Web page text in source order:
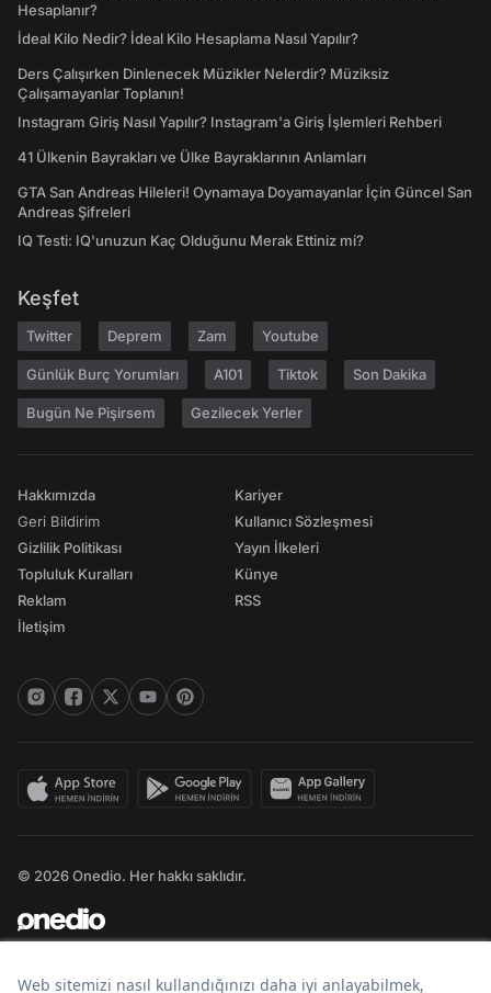
Hesaplanır?
İdeal Kilo Nedir? İdeal Kilo Hesaplama Nasıl Yapılır?
Ders Çalışırken Dinlenecek Müzikler Nelerdir? Müziksiz
Çalışamayanlar Toplanın!
Instagram Giriş Nasıl Yapılır? Instagram'a Giriş İşlemleri Rehberi
41 Ülkenin Bayrakları ve Ülke Bayraklarının Anlamları
GTA San Andreas Hileleri! Oynamaya Doyamayanlar İçin Güncel San
Andreas Şifreleri
IQ Testi: IQ'unuzun Kaç Olduğunu Merak Ettiniz mi?
Keşfet
Twitter Deprem Zam Youtube
Günlük Burç Yorumları A101 Tiktok Son Dakika
Bugün Ne Pişirsem Gezilecek Yerler
Hakkımızda
Geri Bildirim
Gizlilik Politikası
Topluluk Kuralları
Reklam
İletişim
Kariyer
Kullanıcı Sözleşmesi
Yayın İlkeleri
Künye
RSS
© 2026 Onedio. Her hakkı saklıdır.